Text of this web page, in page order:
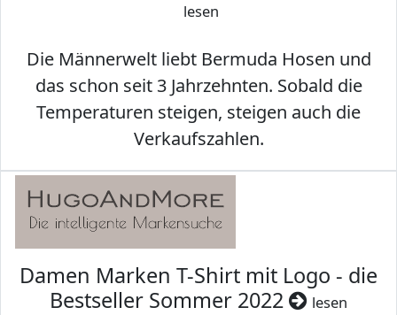
lesen
Die Männerwelt liebt Bermuda Hosen und
das schon seit 3 Jahrzehnten. Sobald die
Temperaturen steigen, steigen auch die
Verkaufszahlen.
Damen Marken T-Shirt mit Logo - die
Bestseller Sommer 2022
lesen